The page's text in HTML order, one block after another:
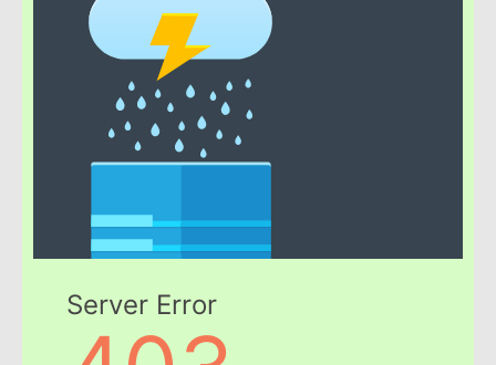
Server Error